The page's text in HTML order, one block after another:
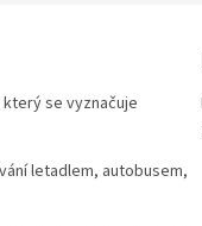
který se vyznačuje
letadlem, autobusem,